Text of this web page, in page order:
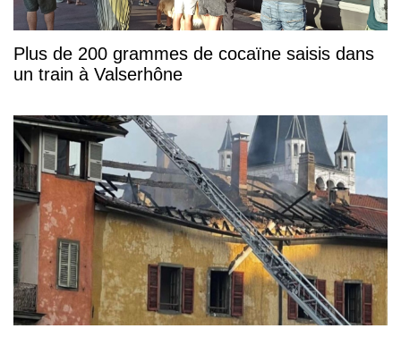
Plus de 200 grammes de cocaïne saisis dans
un train à Valserhône